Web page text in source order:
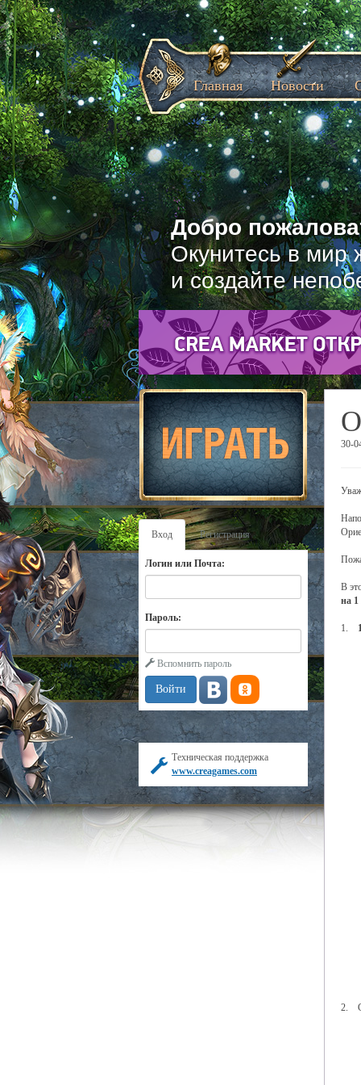
Добро
Окунитесь в мир
и создайте
Главная Новости
Вход Регистрация
Логин или Почта:
Пароль:
Вспомнить пароль
Техническая поддержка
www.creagames.com
30-
В
на
1.
2.